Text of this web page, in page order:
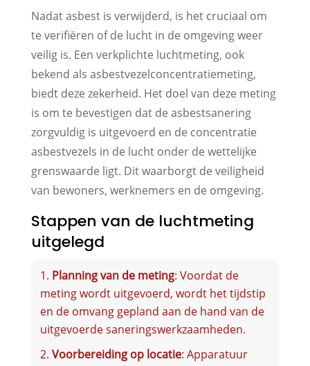
Nadat asbest is verwijderd, is het cruciaal om
te verifiëren of de lucht in de omgeving weer
veilig is. Een verkplichte luchtmeting, ook
bekend als asbestvezelconcentratiemeting,
biedt deze zekerheid. Het doel van deze meting
is om te bevestigen dat de asbestsanering
zorgvuldig is uitgevoerd en de concentratie
asbestvezels in de lucht onder de wettelijke
grenswaarde ligt. Dit waarborgt de veiligheid
van bewoners, werknemers en de omgeving.
Stappen van de luchtmeting
uitgelegd
Planning van de meting: Voordat de
meting wordt uitgevoerd, wordt het tijdstip
en de omvang gepland aan de hand van de
uitgevoerde saneringswerkzaamheden.
Voorbereiding op locatie: Apparatuur